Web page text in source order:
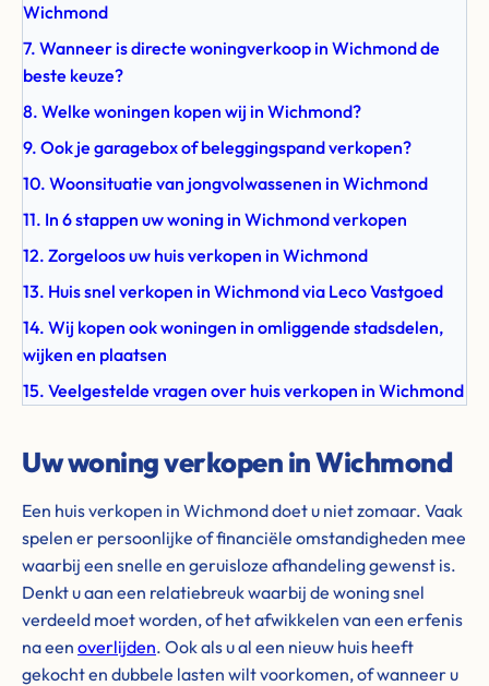
Wichmond
7. Wanneer is directe woningverkoop in Wichmond de
beste keuze?
8. Welke woningen kopen wij in Wichmond?
9. Ook je garagebox of beleggingspand verkopen?
10. Woonsituatie van jongvolwassenen in Wichmond
11. In 6 stappen uw woning in Wichmond verkopen
12. Zorgeloos uw huis verkopen in Wichmond
13. Huis snel verkopen in Wichmond via Leco Vastgoed
14. Wij kopen ook woningen in omliggende stadsdelen,
wijken en plaatsen
15. Veelgestelde vragen over huis verkopen in Wichmond
Uw woning verkopen in Wichmond
Een huis verkopen in Wichmond doet u niet zomaar. Vaak
spelen er persoonlijke of financiële omstandigheden mee
waarbij een snelle en geruisloze afhandeling gewenst is.
Denkt u aan een relatiebreuk waarbij de woning snel
verdeeld moet worden, of het afwikkelen van een erfenis
na een overlijden. Ook als u al een nieuw huis heeft
gekocht en dubbele lasten wilt voorkomen, of wanneer u